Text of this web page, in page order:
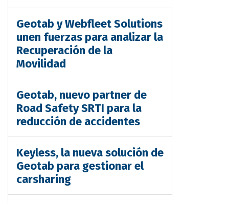
Geotab y Webfleet Solutions
unen fuerzas para analizar la
Recuperación de la
Movilidad
Geotab, nuevo partner de
Road Safety SRTI para la
reducción de accidentes
Keyless, la nueva solución de
Geotab para gestionar el
carsharing